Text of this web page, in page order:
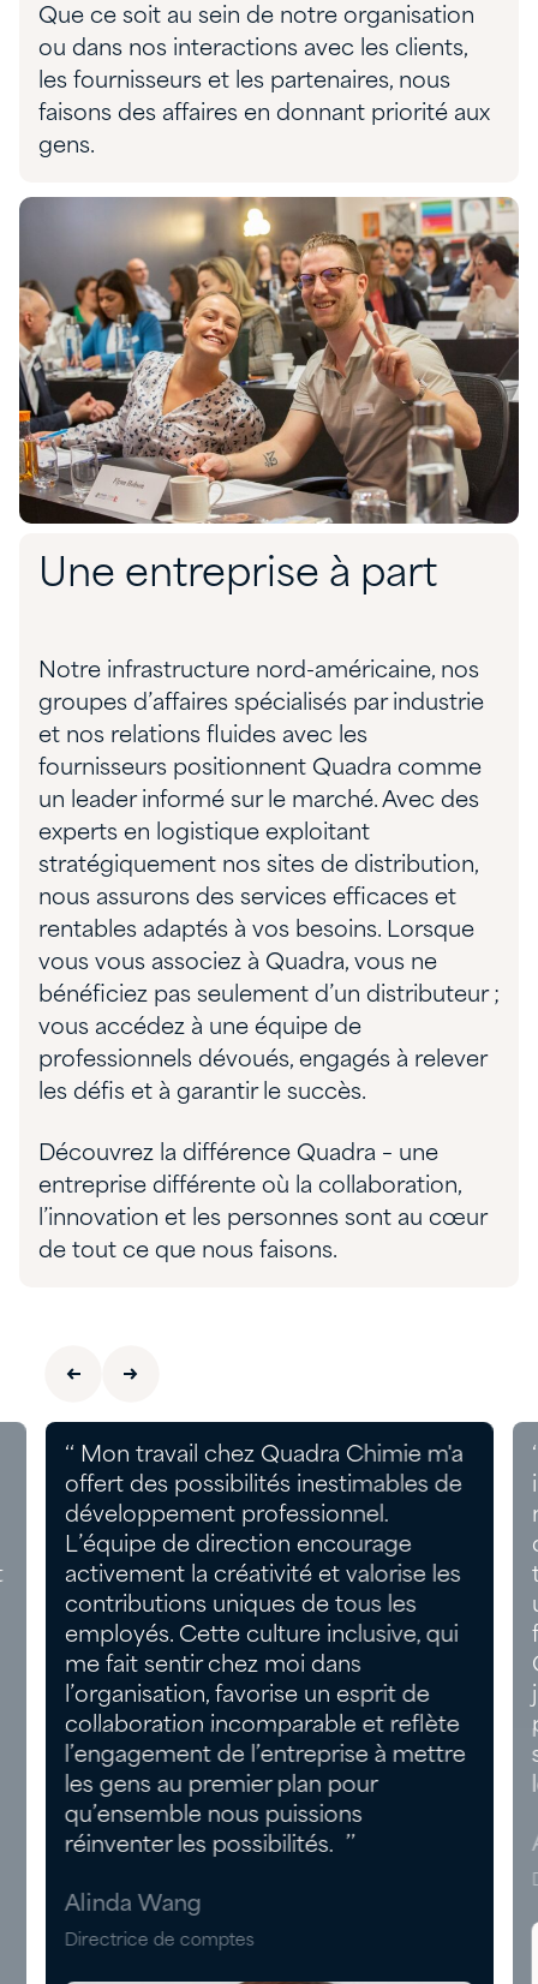
Que ce soit au sein de notre organisation
ou dans nos interactions avec les clients,
les fournisseurs et les partenaires, nous
faisons des affaires en donnant priorité aux
gens.
Une entreprise à part
Notre infrastructure nord-américaine, nos
groupes d’affaires spécialisés par industrie
et nos relations fluides avec les
fournisseurs positionnent Quadra comme
un leader informé sur le marché. Avec des
experts en logistique exploitant
stratégiquement nos sites de distribution,
nous assurons des services efficaces et
rentables adaptés à vos besoins. Lorsque
vous vous associez à Quadra, vous ne
bénéficiez pas seulement d’un distributeur ;
vous accédez à une équipe de
professionnels dévoués, engagés à relever
les défis et à garantir le succès.
Découvrez la différence Quadra – une
entreprise différente où la collaboration,
l’innovation et les personnes sont au cœur
de tout ce que nous faisons.
‘‘ Mon travail chez Quadra Chimie m'a
offert des possibilités inestimables de
développement professionnel.
L’équipe de direction encourage
activement la créativité et valorise les
contributions uniques de tous les
employés. Cette culture inclusive, qui
me fait sentir chez moi dans
l’organisation, favorise un esprit de
collaboration incomparable et reflète
l’engagement de l’entreprise à mettre
les gens au premier plan pour
qu’ensemble nous puissions
réinventer les possibilités. ’’
Alinda Wang
Directrice de comptes